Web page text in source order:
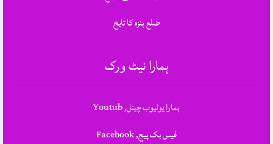
ضلع ہنزہ کا تایخ
ہمارا نیٹ ورک
ہمارا یوٹیوب چینل, Youtub
فیس بک پیج, Facebook